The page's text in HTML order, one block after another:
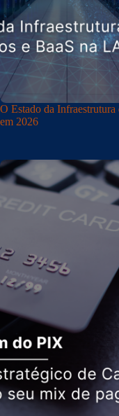
O Estado da
em 2026